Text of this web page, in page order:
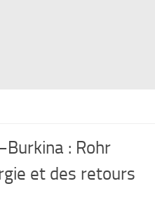
: Rohr
et des retours